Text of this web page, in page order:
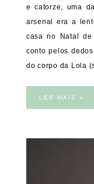
e catorze, uma
arsenal era a
casa no Natal
conto pelos
do corpo da Lola
LER MAIS »